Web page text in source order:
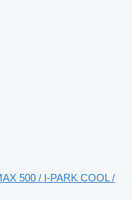
500 / I-PARK COOL /